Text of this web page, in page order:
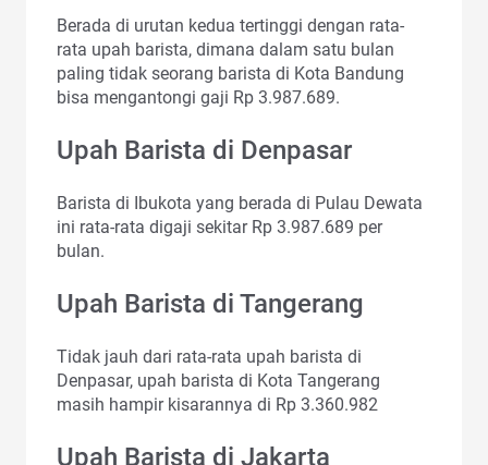
Berada di urutan kedua tertinggi dengan rata-
rata upah barista, dimana dalam satu bulan
paling tidak seorang barista di Kota Bandung
bisa mengantongi gaji Rp 3.987.689.
Upah Barista di Denpasar
Barista di Ibukota yang berada di Pulau Dewata
ini rata-rata digaji sekitar Rp 3.987.689 per
bulan.
Upah Barista di Tangerang
Tidak jauh dari rata-rata upah barista di
Denpasar, upah barista di Kota Tangerang
masih hampir kisarannya di Rp 3.360.982
Upah Barista di Jakarta